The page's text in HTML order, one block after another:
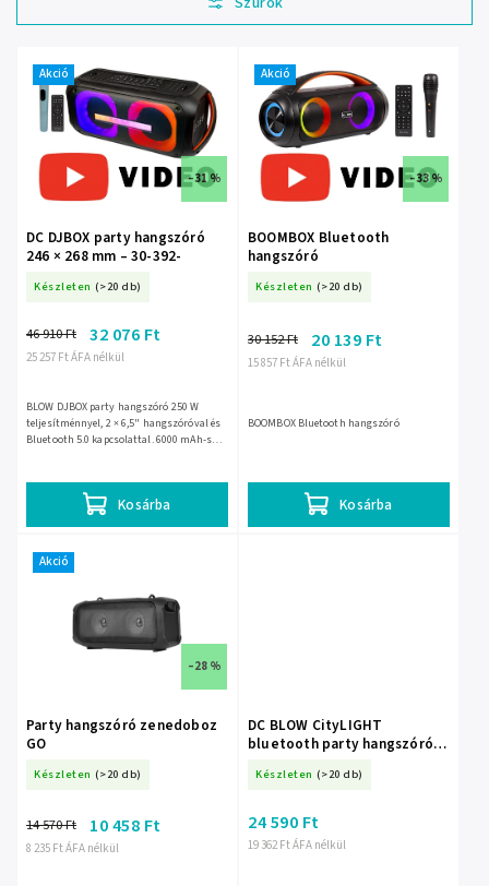
Legdrágább
termékek
ABC szerint
Akció
–31 %
DC DJBOX party hangszóró
246 × 268 mm – 30-392-
Készleten (>20 db)
25 257 Ft ÁFA nélkül
46 910 Ft 32 076 Ft
Kosárba
BLOW DJBOX party hangszóró 250 W
teljesítménnyel, 2 × 6,5" hangszóróval és
Bluetooth 5.0 kapcsolattal. 6000 mAh-s
Akció
–33 %
BOOMBOX Bluetooth
hangszóró
Készleten (>20 db)
15 857 Ft ÁFA nélkül
30 152 Ft 20 139 Ft
Kosárba
BOOMBOX Bluetooth hangszóró
Akció
–28 %
Party hangszóró zenedoboz
GO
Készleten (>20 db)
8 235 Ft ÁFA nélkül
14 570 Ft 10 458 Ft
DC BLOW CityLIGHT
bluetooth party hangszóró
Készleten (>20 db)
19 362 Ft ÁFA nélkül
24 590 Ft